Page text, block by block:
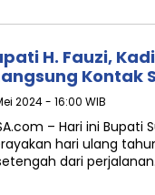
H. Fauzi,
Kontak
2024 - 16:00 WIB
– Hari ini Bupati
hari ulang
dari